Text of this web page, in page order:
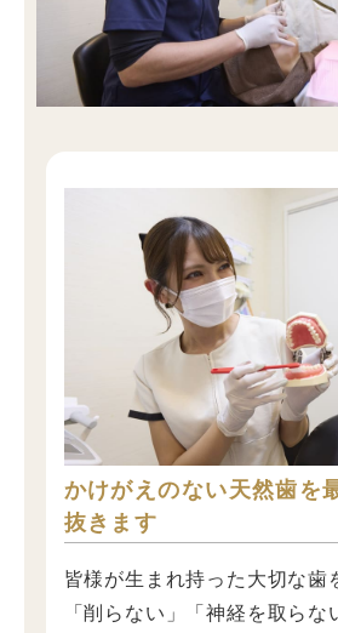
かけがえのない天然歯を
抜きます
皆様が生まれ持った大切な歯
「削らない」「神経を取らな